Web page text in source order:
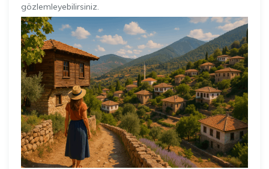
gözlemleyebilirsiniz.